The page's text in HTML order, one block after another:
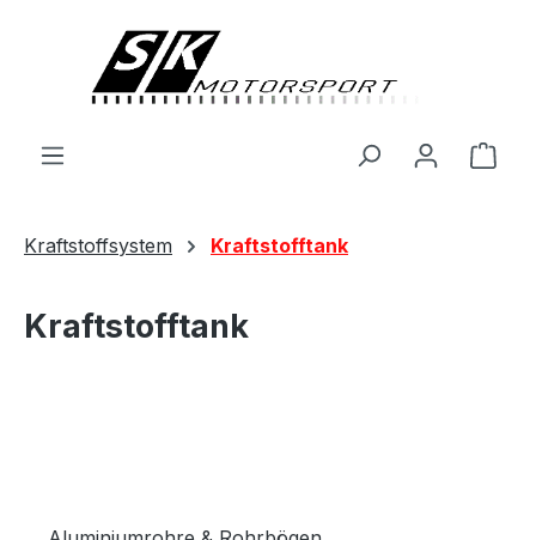
Kraftstoffsystem Kraftstofftank
Kraftstofftank